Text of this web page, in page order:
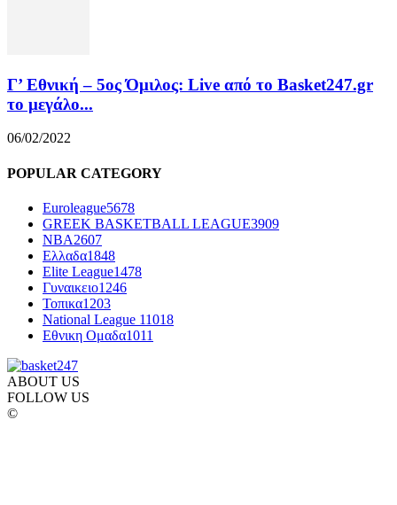
Γ’ Εθνική – 5ος Όμιλος: Live από το Basket247.gr
το μεγάλο...
06/02/2022
POPULAR CATEGORY
Euroleague5678
GREEK BASKETBALL LEAGUE3909
NBA2607
Ελλαδα1848
Elite League1478
Γυναικειο1246
Τοπικα1203
National League 11018
Εθνικη Ομαδα1011
ABOUT US
FOLLOW US
©